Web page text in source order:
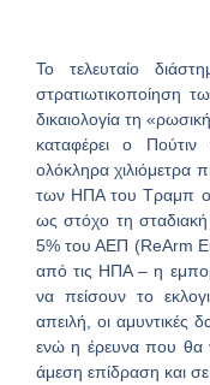
Το τελευταίο
στρατιωτικοποίηση
δικαιολογία τη
καταφέρει ο
ολόκληρα χιλιόμετρα
των ΗΠΑ του Τραμπ οι
ως στόχο τη
5% του ΑΕΠ (ReArm
από τις ΗΠΑ – η
να πείσουν το
απειλή, οι αμυντικές
ενώ η έρευνα που θα
άμεση επίδραση και